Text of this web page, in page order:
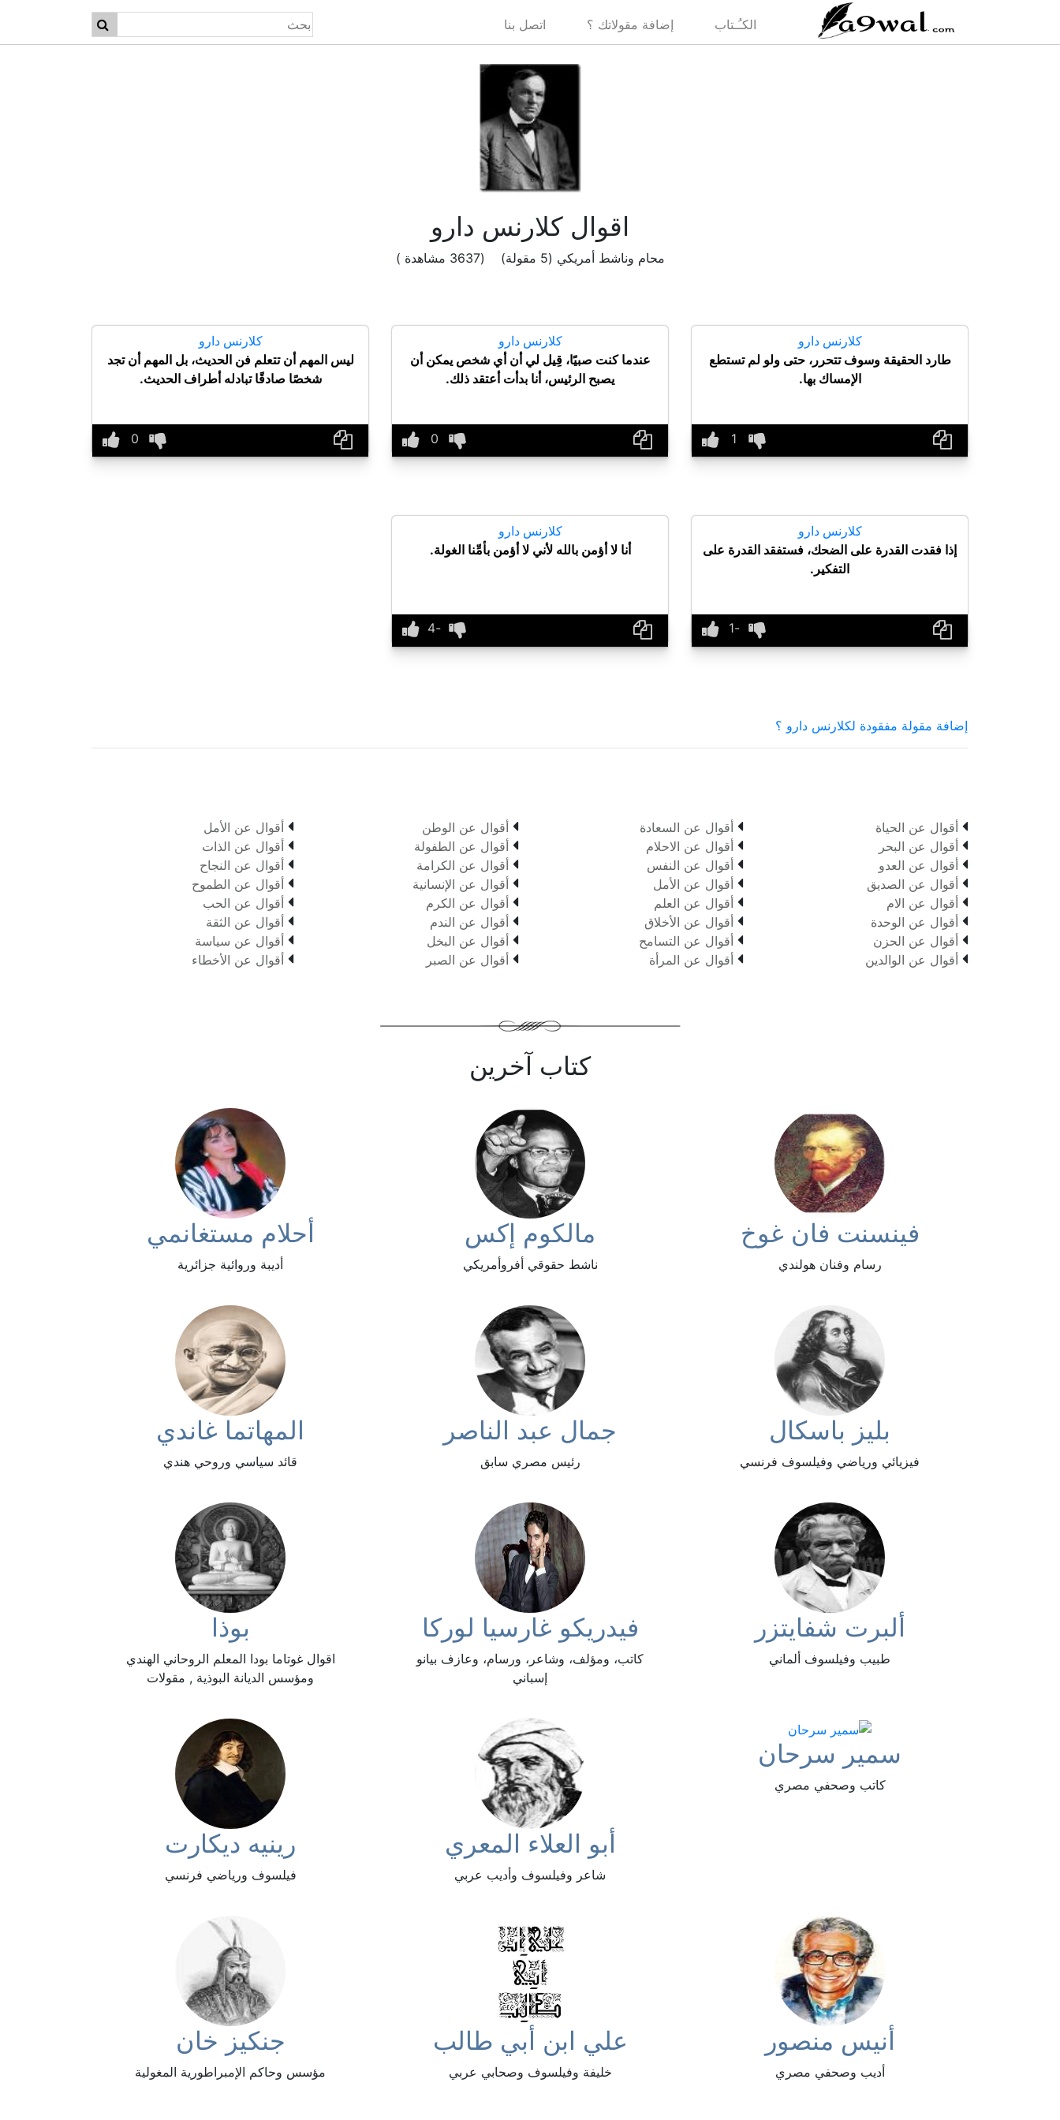
الكـُـتاب إضافة مقولاتك ؟ اتصل بنا
اقوال كلارنس دارو
محام وناشط أمريكي (5 مقولة) (3637 مشاهدة )
كلارنس دارو
طارد الحقيقة وسوف تتحرر، حتى ولو لم تستطع
الإمساك بها.
كلارنس دارو
عندما كنت صبيًا، قِيل لي أن أي شخص يمكن أن
يصبح الرئيس، أنا بدأت أعتقد ذلك.
كلارنس دارو
ليس المهم أن تتعلم فن الحديث، بل المهم أن تجد
شخصًا صادقًا تبادله أطراف الحديث.
كلارنس دارو
إذا فقدت القدرة على الضحك، فستفقد القدرة على
التفكير.
كلارنس دارو
أنا لا أؤمن بالله لأني لا أؤمن بأمِّنا الغولة.
إضافة مقولة مفقودة لكلارنس دارو ؟
 أقوال عن الحياة
 أقوال عن البحر
 أقوال عن العدو
 أقوال عن الصديق
 أقوال عن الام
 أقوال عن الوحدة
 أقوال عن الحزن
 أقوال عن الوالدين
 أقوال عن السعادة
 أقوال عن الاحلام
 أقوال عن النفس
 أقوال عن الأمل
 أقوال عن العلم
 أقوال عن الأخلاق
 أقوال عن التسامح
 أقوال عن المرأة
 أقوال عن الوطن
 أقوال عن الطفولة
 أقوال عن الكرامة
 أقوال عن الإنسانية
 أقوال عن الكرم
 أقوال عن الندم
 أقوال عن البخل
 أقوال عن الصبر
 أقوال عن الأمل
 أقوال عن الذات
 أقوال عن النجاح
 أقوال عن الطموح
 أقوال عن الحب
 أقوال عن الثقة
 أقوال عن سياسة
 أقوال عن الأخطاء
كتاب آخرين
فينسنت فان غوخ
رسام وفنان هولندي
مالكوم إكس
ناشط حقوقي أفروأمريكي
أحلام مستغانمي
أديبة وروائية جزائرية
بليز باسكال
فيزيائي ورياضي وفيلسوف فرنسي
جمال عبد الناصر
رئيس مصري سابق
المهاتما غاندي
قائد سياسي وروحي هندي
ألبرت شفايتزر
طبيب وفيلسوف ألماني
فيدريكو غارسيا لوركا
كاتب، ومؤلف، وشاعر، ورسام، وعازف بيانو
إسباني
بوذا
اقوال غوتاما بودا المعلم الروحاني الهندي
ومؤسس الديانة البوذية , مقولات
سمير سرحان
كاتب وصحفي مصري
أبو العلاء المعري
شاعر وفيلسوف وأديب عربي
رينيه ديكارت
فيلسوف ورياضي فرنسي
أنيس منصور
أديب وصحفي مصري
علي ابن أبي طالب
خليفة وفيلسوف وصحابي عربي
جنكيز خان
مؤسس وحاكم الإمبراطورية المغولية